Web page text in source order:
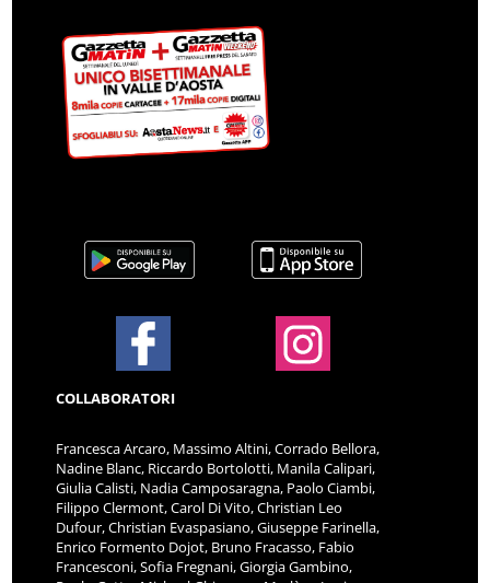
COLLABORATORI
Francesca Arcaro, Massimo Altini, Corrado Bellora,
Nadine Blanc, Riccardo Bortolotti, Manila Calipari,
Giulia Calisti, Nadia Camposaragna, Paolo Ciambi,
Filippo Clermont, Carol Di Vito, Christian Leo
Dufour, Christian Evaspasiano, Giuseppe Farinella,
Enrico Formento Dojot, Bruno Fracasso, Fabio
Francesconi, Sofia Fregnani, Giorgia Gambino,